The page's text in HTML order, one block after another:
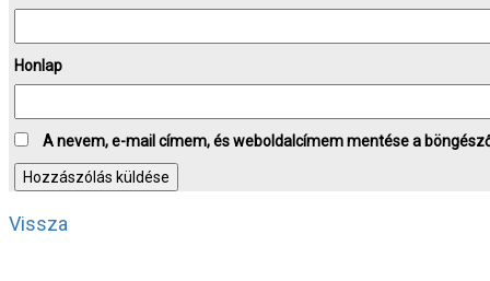
Honlap
A nevem, e-mail címem, és weboldalcímem mentése a
Vissza